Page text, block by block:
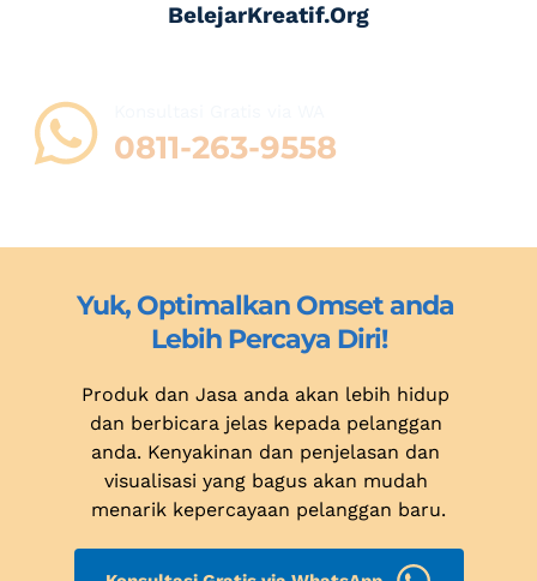
BelejarKreatif.Org
0811-263-9558
Yuk, Optimalkan Omset anda
Lebih Percaya Diri!
Produk dan Jasa anda akan lebih hidup
dan berbicara jelas kepada pelanggan
anda. Kenyakinan dan penjelasan dan
visualisasi yang bagus akan mudah
menarik kepercayaan pelanggan baru.